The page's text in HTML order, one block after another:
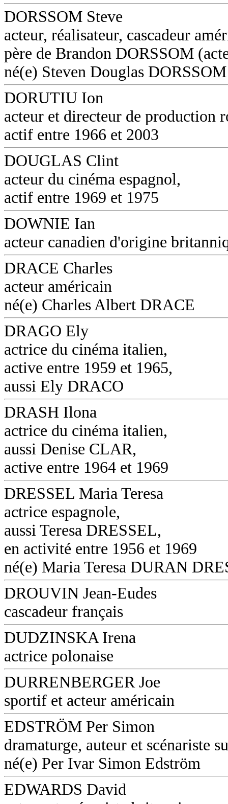
DORSSOM Steve
acteur, réalisateur, cascadeur
père de Brandon DORSSOM
né(e) Steven Douglas DORSSOM
DORUTIU Ion
acteur et directeur de production
actif entre 1966 et 2003
DOUGLAS Clint
acteur du cinéma espagnol,
actif entre 1969 et 1975
DOWNIE Ian
acteur canadien d'origine
DRACE Charles
acteur américain
né(e) Charles Albert DRACE
DRAGO Ely
actrice du cinéma italien,
active entre 1959 et 1965,
aussi Ely DRACO
DRASH Ilona
actrice du cinéma italien,
aussi Denise CLAR,
active entre 1964 et 1969
DRESSEL Maria Teresa
actrice espagnole,
aussi Teresa DRESSEL,
en activité entre 1956 et 1969
né(e) Maria Teresa DURAN
DROUVIN Jean-Eudes
cascadeur français
DUDZINSKA Irena
actrice polonaise
DURRENBERGER Joe
sportif et acteur américain
EDSTRÖM Per Simon
dramaturge, auteur et scénariste
né(e) Per Ivar Simon Edström
EDWARDS David